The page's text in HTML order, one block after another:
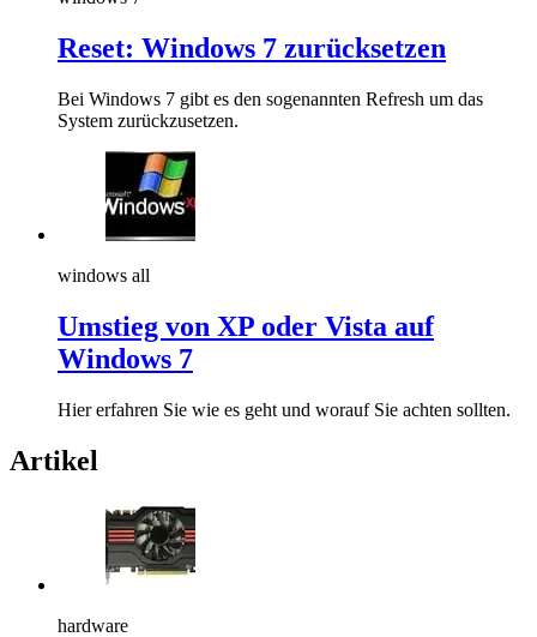
Reset: Windows 7 zurücksetzen
Bei Windows 7 gibt es den sogenannten Refresh um das
System zurückzusetzen.
windows all
Umstieg von XP oder Vista auf
Windows 7
Hier erfahren Sie wie es geht und worauf Sie achten sollten.
Artikel
hardware